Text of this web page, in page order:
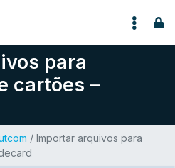
para
cartões –
/ Importar arquivos para